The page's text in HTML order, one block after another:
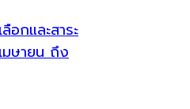
อกและสาระ
มษายน ถึง